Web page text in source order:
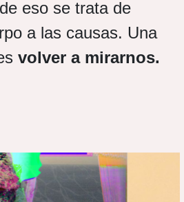
eso se trata de
a las causas. Una
volver a mirarnos.